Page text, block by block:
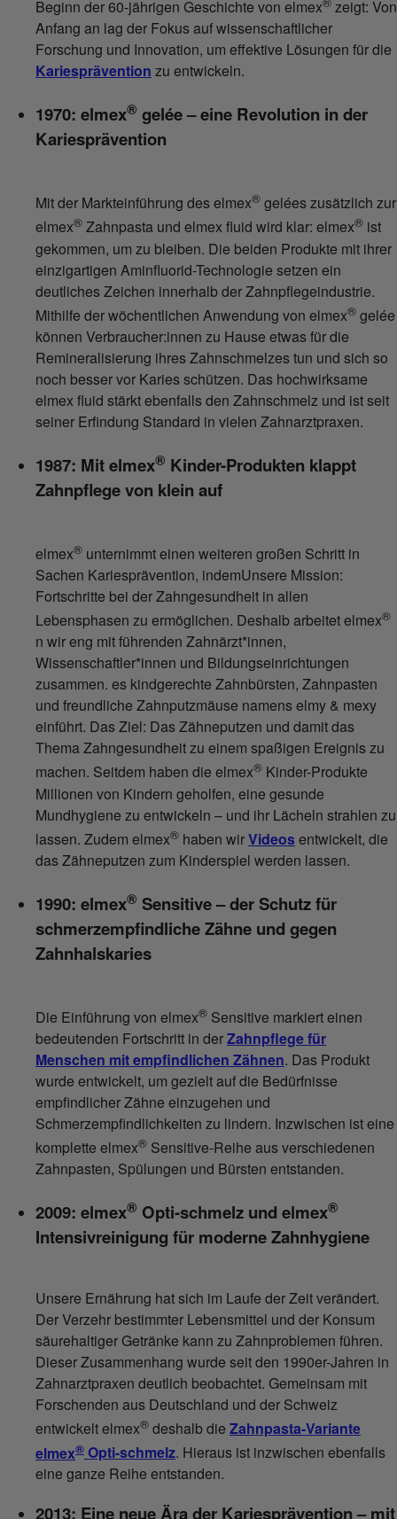
Beginn der 60-jährigen Geschichte von elmex
zeigt: Von
Anfang an lag der Fokus auf wissenschaftlicher
Forschung und Innovation, um effektive Lösungen für die
Kariesprävention zu entwickeln.
1970: elmex® gelée – eine Revolution in der
Kariesprävention
Mit der Markteinführung des elmex® gelées zusätzlich zur
elmex® Zahnpasta und elmex fluid wird klar: elmex® ist
gekommen, um zu bleiben. Die beiden Produkte mit ihrer
einzigartigen Aminfluorid-Technologie setzen ein
deutliches Zeichen innerhalb der Zahnpflegeindustrie.
Mithilfe der wöchentlichen Anwendung von elmex® gelée
können Verbraucher:innen zu Hause etwas für die
Remineralisierung ihres Zahnschmelzes tun und sich so
noch besser vor Karies schützen. Das hochwirksame
elmex fluid stärkt ebenfalls den Zahnschmelz und ist seit
seiner Erfindung Standard in vielen Zahnarztpraxen.
1987: Mit elmex® Kinder-Produkten klappt
Zahnpflege von klein auf
elmex® unternimmt einen weiteren großen Schritt in
Sachen Kariesprävention, indemUnsere Mission:
Fortschritte bei der Zahngesundheit in allen
Lebensphasen zu ermöglichen. Deshalb arbeitet elmex®
n wir eng mit führenden Zahnärzt*innen,
Wissenschaftler*innen und Bildungseinrichtungen
zusammen. es kindgerechte Zahnbürsten, Zahnpasten
und freundliche Zahnputzmäuse namens elmy & mexy
einführt. Das Ziel: Das Zähneputzen und damit das
Thema Zahngesundheit zu einem spaßigen Ereignis zu
machen. Seitdem haben die elmex® Kinder-Produkte
Millionen von Kindern geholfen, eine gesunde
Mundhygiene zu entwickeln – und ihr Lächeln strahlen zu
lassen. Zudem elmex® haben wirVideosentwickelt, die
das Zähneputzen zum Kinderspiel werden lassen.
1990: elmex® Sensitive – der Schutz für
schmerzempfindliche Zähne und gegen
Zahnhalskaries
Die Einführung von elmex® Sensitive markiert einen
bedeutenden Fortschritt in derZahnpflege für
Menschen mit empfindlichen Zähnen. Das Produkt
wurde entwickelt, um gezielt auf die Bedürfnisse
empfindlicher Zähne einzugehen und
Schmerzempfindlichkeiten zu lindern. Inzwischen ist eine
komplette elmex® Sensitive-Reihe aus verschiedenen
Zahnpasten, Spülungen und Bürsten entstanden.
2009: elmex® Opti-schmelz und elmex®
Intensivreinigung für moderne Zahnhygiene
Unsere Ernährung hat sich im Laufe der Zeit verändert.
Der Verzehr bestimmter Lebensmittel und der Konsum
säurehaltiger Getränke kann zu Zahnproblemen führen.
Dieser Zusammenhang wurde seit den 1990er-Jahren in
Zahnarztpraxen deutlich beobachtet. Gemeinsam mit
Forschenden aus Deutschland und der Schweiz
entwickelt elmex® deshalb die Zahnpasta-Variante
elmex® Opti-schmelz. Hieraus ist inzwischen ebenfalls
eine ganze Reihe entstanden.
2013: Eine neue Ära der Kariesprävention – mit